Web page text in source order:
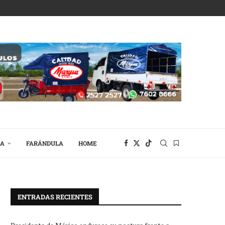
FARÁNDULA HOME
ENTRADAS RECIENTES